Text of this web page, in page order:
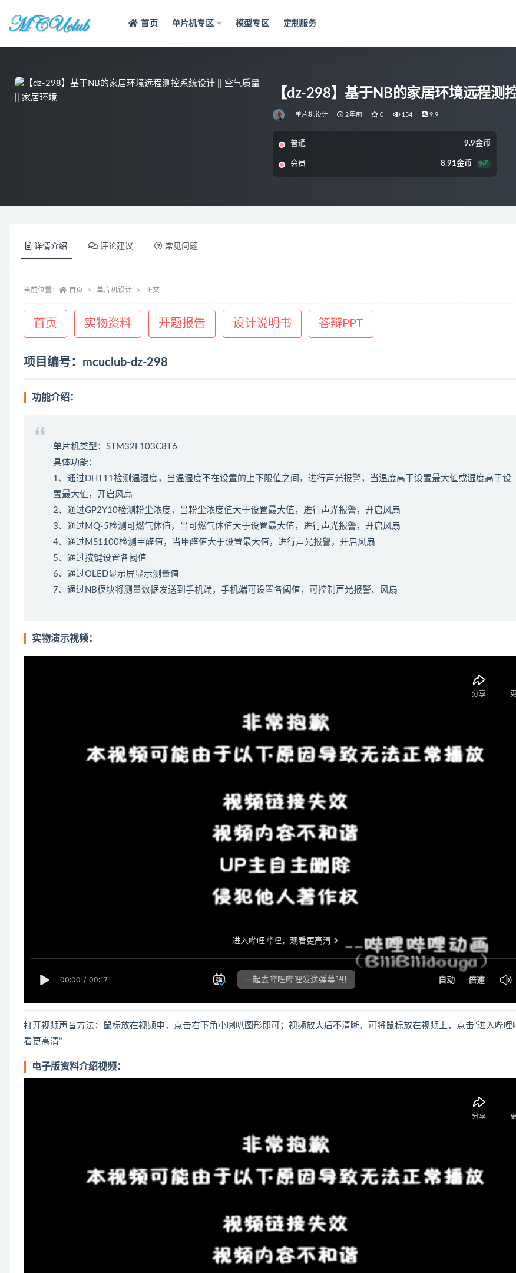
首页 单片机专区 模型专区 定制服务
【dz-298】基于NB的家居环境远程测
单片机设计 2年前 0 154 9.9
普通 9.9金币
会员 8.91金币 9折
详情介绍 评论建议 常见问题
当前位置： 首页 单片机设计 正文
首页 实物资料 开题报告 设计说明书 答辩PPT
项目编号：mcuclub-dz-298
功能介绍：
单片机类型：STM32F103C8T6
具体功能：
1、通过DHT11检测温湿度，当温湿度不在设置的上下限值之间，进行声光报警，当温度高于设置最大值或湿度高于设
置最大值，开启风扇
2、通过GP2Y10检测粉尘浓度，当粉尘浓度值大于设置最大值，进行声光报警，开启风扇
3、通过MQ-5检测可燃气体值，当可燃气体值大于设置最大值，进行声光报警，开启风扇
4、通过MS1100检测甲醛值，当甲醛值大于设置最大值，进行声光报警，开启风扇
5、通过按键设置各阈值
6、通过OLED显示屏显示测量值
7、通过NB模块将测量数据发送到手机端，手机端可设置各阈值，可控制声光报警、风扇
实物演示视频：
打开视频声音方法：鼠标放在视频中，点击右下角小喇叭图形即可；视频放大后不清晰，可将鼠标放在视频上，点击“进入哔哩
看更高清”
电子版资料介绍视频：